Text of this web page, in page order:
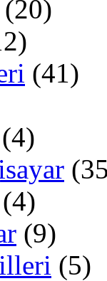
(20)
(41)
(4)
(4)
(9)
(5)